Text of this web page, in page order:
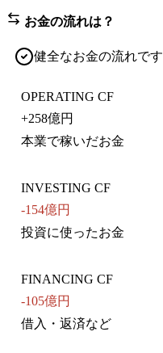
お金の流れは？
健全なお金の流れです
OPERATING CF
+258億円
本業で稼いだお金
INVESTING CF
-154億円
投資に使ったお金
FINANCING CF
-105億円
借入・返済など